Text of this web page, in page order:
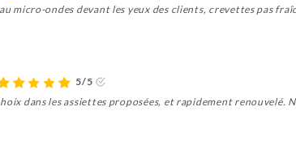
micro-ondes devant les yeux des clients, crevettes pas
5/5
dans les assiettes proposées, et rapidement